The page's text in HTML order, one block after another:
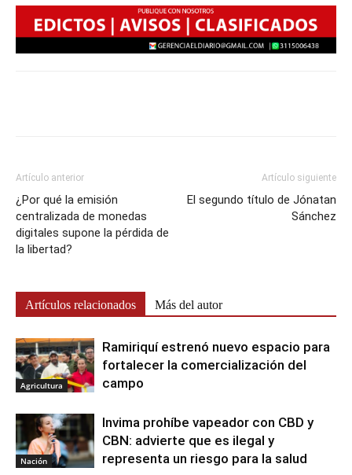
Artículo anterior
¿Por qué la emisión
centralizada de monedas
digitales supone la pérdida de
la libertad?
Artículo siguiente
El segundo título de Jónatan
Sánchez
Artículos relacionados Más del autor
Agricultura
Ramiriquí estrenó nuevo espacio para
fortalecer la comercialización del
campo
Nación
Invima prohíbe vapeador con CBD y
CBN: advierte que es ilegal y
representa un riesgo para la salud